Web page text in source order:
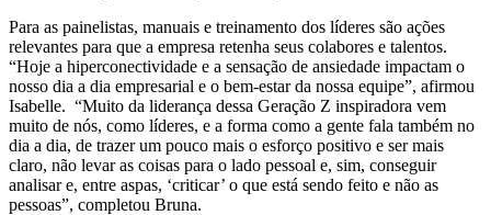
Para as painelistas, manuais e treinamento dos líderes são ações
relevantes para que a empresa retenha seus colabores e talentos.
“Hoje a hiperconectividade e a sensação de ansiedade impactam o
nosso dia a dia empresarial e o bem-estar da nossa equipe”, afirmou
Isabelle. “Muito da liderança dessa Geração Z inspiradora vem
muito de nós, como líderes, e a forma como a gente fala também no
dia a dia, de trazer um pouco mais o esforço positivo e ser mais
claro, não levar as coisas para o lado pessoal e, sim, conseguir
analisar e, entre aspas, ‘criticar’ o que está sendo feito e não as
pessoas”, completou Bruna.